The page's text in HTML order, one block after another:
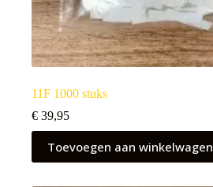
11F 1000 stuks
€ 39,95
Toevoegen aan winkelwagen